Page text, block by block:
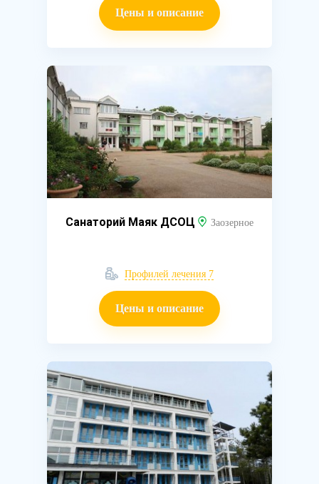
Цены и описание
Санаторий Маяк ДСОЦ Заозерное
Профилей лечения 7
Цены и описание